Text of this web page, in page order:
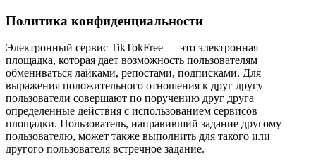
Политика конфиденциальности
Электронный сервис TikTokFree — это электронная
площадка, которая дает возможность пользователям
обмениваться лайками, репостами, подписками. Для
выражения положительного отношения к друг другу
пользователи совершают по поручению друг друга
определенные действия с использованием сервисов
площадки. Пользователь, направивший задание другому
пользователю, может также выполнить для такого или
другого пользователя встречное задание.